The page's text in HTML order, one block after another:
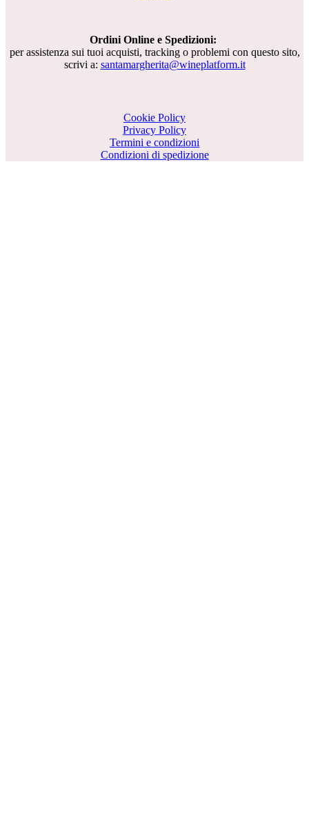
Ordini Online e Spedizioni:
per assistenza sui tuoi acquisti, tracking o problemi con questo sito,
scrivi a: santamargherita@wineplatform.it
Cookie Policy
Privacy Policy
Termini e condizioni
Condizioni di spedizione